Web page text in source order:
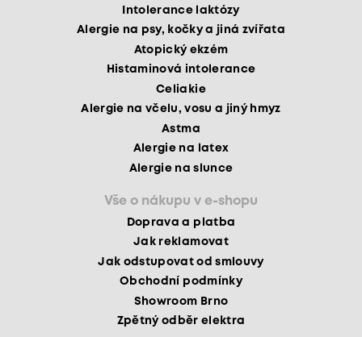
Intolerance laktózy
Alergie na psy, kočky a jiná zvířata
Atopický ekzém
Histaminová intolerance
Celiakie
Alergie na včelu, vosu a jiný hmyz
Astma
Alergie na latex
Alergie na slunce
Vše o nákupu v e-shopu
Doprava a platba
Jak reklamovat
Jak odstupovat od smlouvy
Obchodní podmínky
Showroom Brno
Zpětný odběr elektra